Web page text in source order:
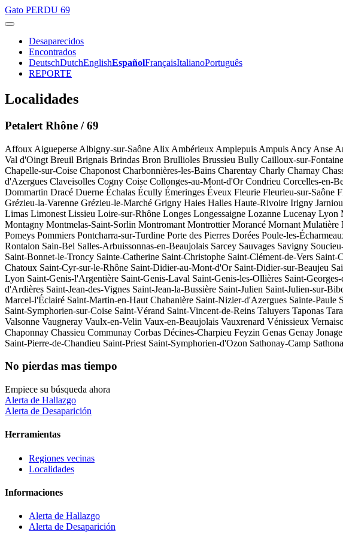
Gato PERDU 69
Desaparecidos
Encontrados
DeutschDutchEnglishEspañolFrançaisItalianoPortuguês
REPORTE
Localidades
Petalert Rhône / 69
Affoux Aigueperse Albigny-sur-Saône Alix Ambérieux Amplepuis Ampuis Ancy Anse
Val d'Oingt Breuil Brignais Brindas Bron Brullioles Brussieu Bully Cailloux-sur-
Chapelle-sur-Coise Chaponost Charbonnières-les-Bains Charentay Charly Charnay
d'Azergues Claveisolles Cogny Coise Collonges-au-Mont-d'Or Condrieu Corcelles-en-
Dommartin Dracé Duerne Échalas Écully Émeringes Éveux Fleurie Fleurieu-sur-Saône
Grézieu-la-Varenne Grézieu-le-Marché Grigny Haies Halles Haute-Rivoire Irigny
Limas Limonest Lissieu Loire-sur-Rhône Longes Longessaigne Lozanne Lucenay Lyon
Montagny Montmelas-Saint-Sorlin Montromant Montrottier Morancé Mornant Mulatière
Pomeys Pommiers Pontcharra-sur-Turdine Porte des Pierres Dorées Poule-les-
Rontalon Sain-Bel Salles-Arbuissonnas-en-Beaujolais Sarcey Sauvages Savigny
Saint-Bonnet-le-Troncy Sainte-Catherine Saint-Christophe Saint-Clément-de-Vers Saint-
Chatoux Saint-Cyr-sur-le-Rhône Saint-Didier-au-Mont-d'Or Saint-Didier-sur-Beaujeu
Lyon Saint-Genis-l'Argentière Saint-Genis-Laval Saint-Genis-les-Ollières Saint-
d'Ardières Saint-Jean-des-Vignes Saint-Jean-la-Bussière Saint-Julien Saint-Julien-sur-
Marcel-l'Éclairé Saint-Martin-en-Haut Chabanière Saint-Nizier-d'Azergues Sainte-Paule
Saint-Symphorien-sur-Coise Saint-Vérand Saint-Vincent-de-Reins Taluyers Taponas
Valsonne Vaugneray Vaulx-en-Velin Vaux-en-Beaujolais Vauxrenard Vénissieux
Chaponnay Chassieu Communay Corbas Décines-Charpieu Feyzin Genas Genay Jonage
Saint-Pierre-de-Chandieu Saint-Priest Saint-Symphorien-d'Ozon Sathonay-Camp
No pierdas mas tiempo
Empiece su búsqueda ahora
Alerta de Hallazgo
Alerta de Desaparición
Herramientas
Regiones vecinas
Localidades
Informaciones
Alerta de Hallazgo
Alerta de Desaparición